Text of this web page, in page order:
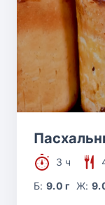
3 ч
Б:9.0 г Ж: